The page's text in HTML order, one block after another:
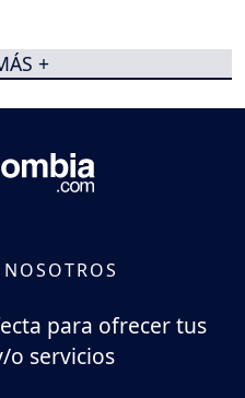
+
para ofrecer tus
o servicios